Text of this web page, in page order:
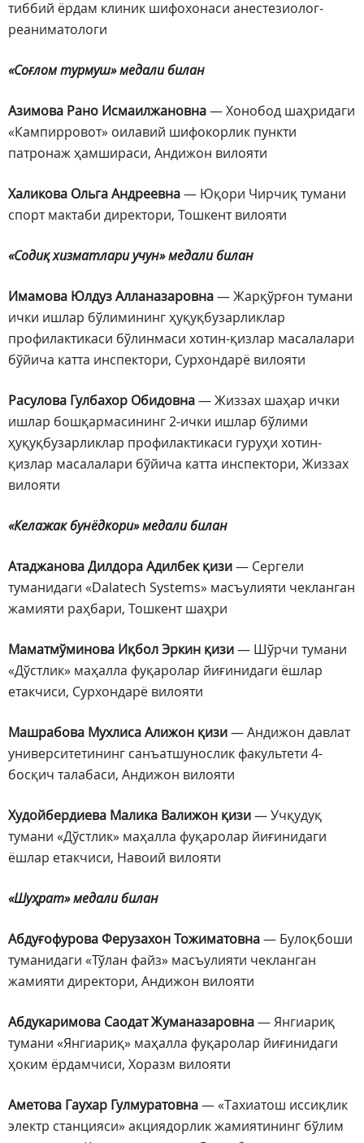
тиббий ёрдам клиник шифохонаси анестезиолог-
реаниматологи
«Соғлом турмуш» медали билан
Азимова Рано Исмаилжановна— Хонобод шаҳридаги
«Кампирровот» оилавий шифокорлик пункти
патронаж ҳамшираси, Андижон вилояти
Халикова Ольга Андреевна— Юқори Чирчиқ тумани
спорт мактаби директори, Тошкент вилояти
«Содиқ хизматлари учун» медали билан
Имамова Юлдуз Алланазаровна— Жарқўрғон тумани
ички ишлар бўлимининг ҳуқуқбузарликлар
профилактикаси бўлинмаси хотин-қизлар масалалари
бўйича катта инспектори, Сурхондарё вилояти
Расулова Гулбахор Обидовна— Жиззах шаҳар ички
ишлар бошқармасининг 2-ички ишлар бўлими
ҳуқуқбузарликлар профилактикаси гуруҳи хотин-
қизлар масалалари бўйича катта инспектори, Жиззах
вилояти
«Келажак бунёдкори» медали билан
Атаджанова Дилдора Адилбек қизи— Сергели
туманидаги «Dalatech Systems» масъулияти чекланган
жамияти раҳбари, Тошкент шаҳри
Маматмўминова Иқбол Эркин қизи— Шўрчи тумани
«Дўстлик» маҳалла фуқаролар йиғинидаги ёшлар
етакчиси, Сурхондарё вилояти
Машрабова Мухлиса Алижон қизи— Андижон давлат
университетининг санъатшунослик факультети 4-
босқич талабаси, Андижон вилояти
Худойбердиева Малика Валижон қизи— Учқудуқ
тумани «Дўстлик» маҳалла фуқаролар йиғинидаги
ёшлар етакчиси, Навоий вилояти
«Шуҳрат» медали билан
Абдуғофурова Ферузахон Тожиматовна— Булоқбоши
туманидаги «Тўлан файз» масъулияти чекланган
жамияти директори, Андижон вилояти
Абдукаримова Саодат Жуманазаровна— Янгиариқ
тумани «Янгиариқ» маҳалла фуқаролар йиғинидаги
ҳоким ёрдамчиси, Хоразм вилояти
Аметова Гаухар Гулмуратовна— «Тахиатош иссиқлик
электр станцияси» акциядорлик жамиятининг бўлим